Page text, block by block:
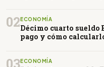
02ECONOMÍA
Décimo cuarto sueldo
pago y cómo
03ECONOMÍA